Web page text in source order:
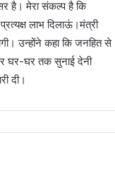
है। मेरा संकल्प है कि
लाभ दिलाऊं।मंत्री
उन्होंने कहा कि जनहित से
घर-घर तक सुनाई देनी
दी।